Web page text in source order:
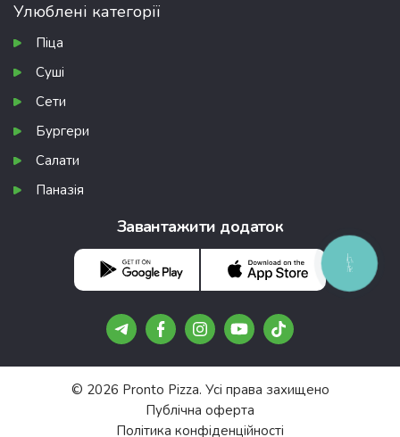
Улюблені категорії
Піца
Суші
Сети
Бургери
Салати
Паназія
Завантажити додаток
© 2026 Pronto Pizza. Усі права захищено
Публічна оферта
Політика конфіденційності
КНОПКА
ЗВ'ЯЗКУ